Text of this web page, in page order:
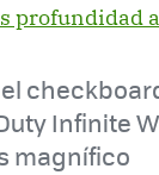
profundidad
Infinite
magnífico